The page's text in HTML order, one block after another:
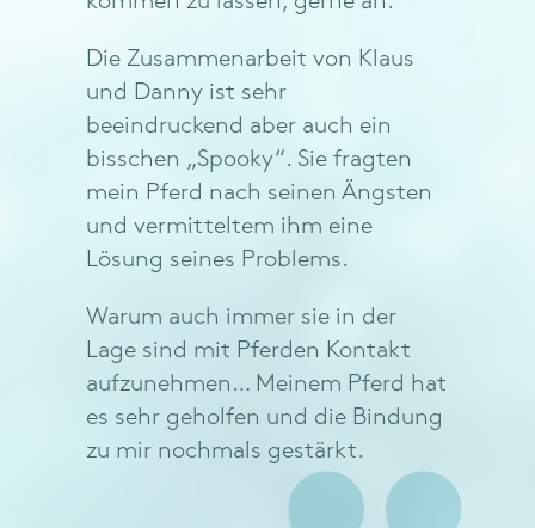
Die Zusammenarbeit von Klaus
und Danny ist sehr
beeindruckend aber auch ein
bisschen „Spooky“. Sie fragten
mein Pferd nach seinen Ängsten
und vermitteltem ihm eine
Lösung seines Problems.
Warum auch immer sie in der
Lage sind mit Pferden Kontakt
aufzunehmen… Meinem Pferd hat
es sehr geholfen und die Bindung
zu mir nochmals gestärkt.